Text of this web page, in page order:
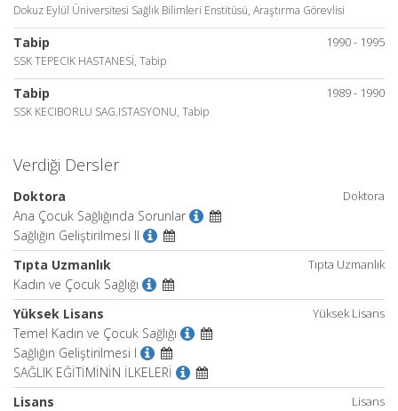
Dokuz Eylül Üniversitesi Sağlık Bilimleri Enstitüsü, Araştırma Görevlisi
1990 - 1995
Tabip
SSK TEPECIK HASTANESİ, Tabip
1989 - 1990
Tabip
SSK KECIBORLU SAG.ISTASYONU, Tabip
Verdiği Dersler
Doktora
Doktora
Ana Çocuk Sağlığında Sorunlar
Sağlığın Geliştirilmesi II
Tıpta Uzmanlık
Tıpta Uzmanlık
Kadın ve Çocuk Sağlığı
Yüksek Lisans
Yüksek Lisans
Temel Kadın ve Çocuk Sağlığı
Sağlığın Geliştirilmesi I
SAĞLIK EĞİTİMİNİN İLKELERİ
Lisans
Lisans